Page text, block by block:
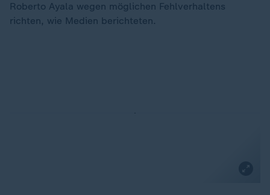
Roberto Ayala wegen möglichen Fehlverhaltens
richten, wie Medien berichteten.